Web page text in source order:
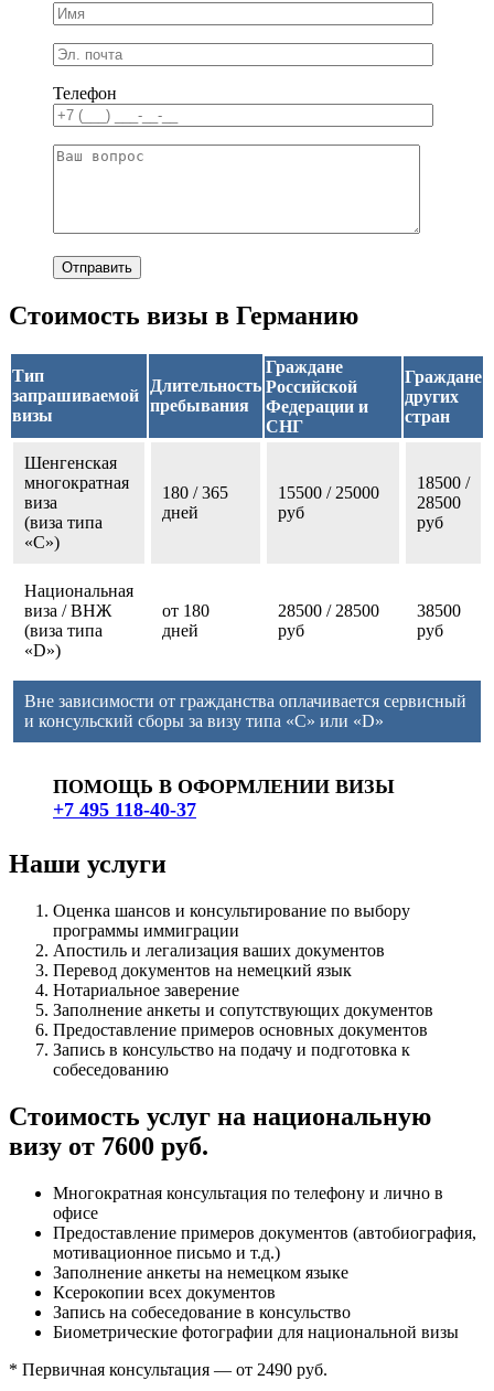
Телефон
Стоимость визы в Германию
Тип
запрашиваемой
визы
Длительность
пребывания
Граждане
Российской
Федерации и
СНГ
Граждане
других
стран
Шенгенская
многократная
виза
(виза типа
«С»)
180 / 365
дней
15500 / 25000
руб
18500 /
28500
руб
Национальная
виза / ВНЖ
(виза типа
«D»)
от 180
дней
28500 / 28500
руб
38500
руб
Вне зависимости от гражданства оплачивается сервисный
и консульский сборы за визу типа «C» или «D»
ПОМОЩЬ В ОФОРМЛЕНИИ ВИЗЫ
+7 495 118-40-37
Наши услуги
Оценка шансов и консультирование по выбору
программы иммиграции
Апостиль и легализация ваших документов
Перевод документов на немецкий язык
Нотариальное заверение
Заполнение анкеты и сопутствующих документов
Предоставление примеров основных документов
Запись в консульство на подачу и подготовка к
собеседованию
Стоимость услуг на национальную
визу от 7600 руб.
Многократная консультация по телефону и лично в
офисе
Предоставление примеров документов (автобиография,
мотивационное письмо и т.д.)
Заполнение анкеты на немецком языке
Ксерокопии всех документов
Запись на собеседование в консульство
Биометрические фотографии для национальной визы
* Первичная консультация — от 2490 руб.